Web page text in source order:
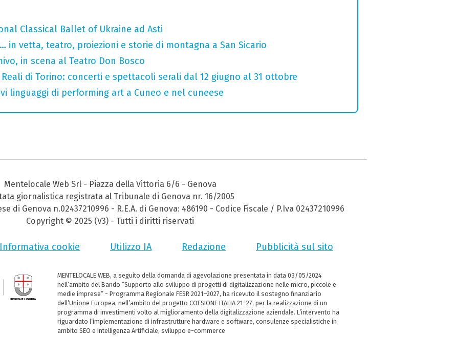
Classical Ballet of Ukraine ad Asti
in vetta, teatro, proiezioni e storie di montagna a San Sicario
in scena al Teatro Don Bosco
Reali di Torino: concerti e spettacoli serali dal 12 giugno al 31 ottobre
linguaggi di performing art a Cuneo e nel cuneese
Mentelocale Web Srl - Piazza della Vittoria 6/6 - Genova
giornalistica registrata al Tribunale di Genova nr. 16/2005
di Genova n.02437210996 - R.E.A. di Genova: 486190 - Codice Fiscale / P.Iva 02437210996
Copyright © 2025 (V3) - Tutti i diritti riservati
Informativa cookie Utilizzo IA Redazione Pubblicità sul sito
MENTELOCALE WEB, a seguito della domanda di agevolazione presentata in data 03/05/2024
nell’ambito del Bando “Supporto allo sviluppo di progetti di digitalizzazione nelle micro, piccole e
medie imprese” - Programma Regionale FESR 2021–2027, ha ricevuto il sostegno finanziario
dell’Unione Europea, nell’ambito del progetto COESIONE ITALIA 21–27, per la realizzazione di un
programma di investimenti volto al miglioramento della digitalizzazione aziendale. L’intervento ha
riguardato l’implementazione di infrastrutture hardware e software, consulenze specialistiche in
ambito SEO e Intelligenza Artificiale, sviluppo e-commerce